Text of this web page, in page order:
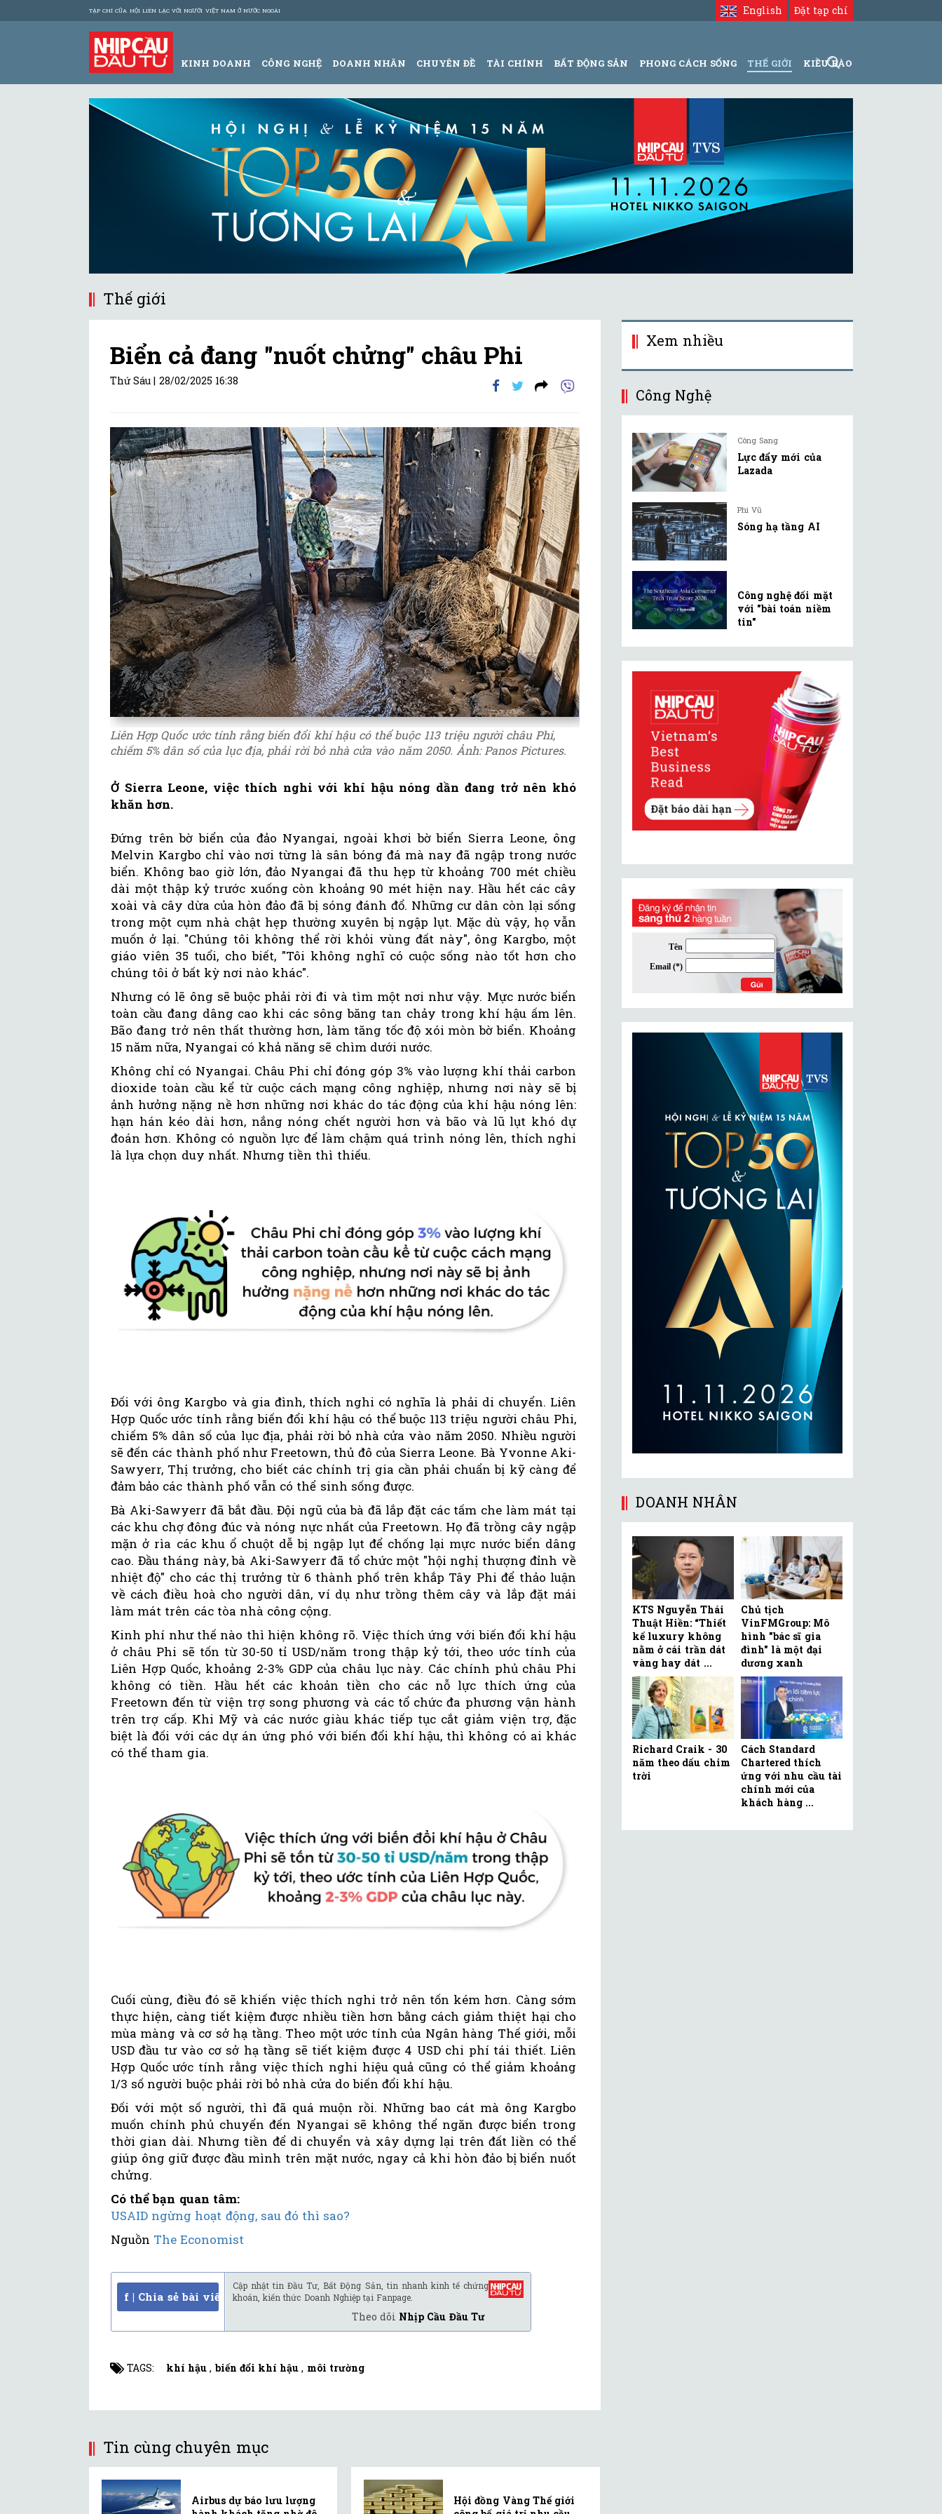
TẠP CHÍ CỦA HỘI LIÊN LẠC VỚI NGƯỜI VIỆT NAM Ở NƯỚC NGOÀI Đặt tạp chí
English
KINH DOANH CÔNG NGHỆ DOANH NHÂN CHUYÊN ĐỀ TÀI CHÍNH BẤT ĐỘNG SẢN PHONG CÁCH SỐNG THẾ GIỚI KIỀU BÀO
Thế giới
Biển cả đang "nuốt chửng" châu Phi
Thứ Sáu | 28/02/2025 16:38
Liên Hợp Quốc ước tính rằng biến đổi khí hậu có thể buộc 113 triệu người châu Phi,
chiếm 5% dân số của lục địa, phải rời bỏ nhà cửa vào năm 2050. Ảnh: Panos Pictures.
Ở Sierra Leone, việc thích nghi với khí hậu nóng dần đang trở nên khó
khăn hơn.
Đứng trên bờ biển của đảo Nyangai, ngoài khơi bờ biển Sierra Leone, ông
Melvin Kargbo chỉ vào nơi từng là sân bóng đá mà nay đã ngập trong nước
biển. Không bao giờ lớn, đảo Nyangai đã thu hẹp từ khoảng 700 mét chiều
dài một thập kỷ trước xuống còn khoảng 90 mét hiện nay. Hầu hết các cây
xoài và cây dừa của hòn đảo đã bị sóng đánh đổ. Những cư dân còn lại sống
trong một cụm nhà chật hẹp thường xuyên bị ngập lụt. Mặc dù vậy, họ vẫn
muốn ở lại. "Chúng tôi không thể rời khỏi vùng đất này", ông Kargbo, một
giáo viên 35 tuổi, cho biết, "Tôi không nghĩ có cuộc sống nào tốt hơn cho
chúng tôi ở bất kỳ nơi nào khác".
Nhưng có lẽ ông sẽ buộc phải rời đi và tìm một nơi như vậy. Mực nước biển
toàn cầu đang dâng cao khi các sông băng tan chảy trong khí hậu ấm lên.
Bão đang trở nên thất thường hơn, làm tăng tốc độ xói mòn bờ biển. Khoảng
15 năm nữa, Nyangai có khả năng sẽ chìm dưới nước.
Không chỉ có Nyangai. Châu Phi chỉ đóng góp 3% vào lượng khí thải carbon
dioxide toàn cầu kể từ cuộc cách mạng công nghiệp, nhưng nơi này sẽ bị
ảnh hưởng nặng nề hơn những nơi khác do tác động của khí hậu nóng lên:
hạn hán kéo dài hơn, nắng nóng chết người hơn và bão và lũ lụt khó dự
đoán hơn. Không có nguồn lực để làm chậm quá trình nóng lên, thích nghi
là lựa chọn duy nhất. Nhưng tiền thì thiếu.
Đối với ông Kargbo và gia đình, thích nghi có nghĩa là phải di chuyển. Liên
Hợp Quốc ước tính rằng biến đổi khí hậu có thể buộc 113 triệu người châu Phi,
chiếm 5% dân số của lục địa, phải rời bỏ nhà cửa vào năm 2050. Nhiều người
sẽ đến các thành phố như Freetown, thủ đô của Sierra Leone. Bà Yvonne Aki-
Sawyerr, Thị trưởng, cho biết các chính trị gia cần phải chuẩn bị kỹ càng để
đảm bảo các thành phố vẫn có thể sinh sống được.
Bà Aki-Sawyerr đã bắt đầu. Đội ngũ của bà đã lắp đặt các tấm che làm mát tại
các khu chợ đông đúc và nóng nực nhất của Freetown. Họ đã trồng cây ngập
mặn ở rìa các khu ổ chuột dễ bị ngập lụt để chống lại mực nước biển dâng
cao. Đầu tháng này, bà Aki-Sawyerr đã tổ chức một "hội nghị thượng đỉnh về
nhiệt độ" cho các thị trưởng từ 6 thành phố trên khắp Tây Phi để thảo luận
về cách điều hoà cho người dân, ví dụ như trồng thêm cây và lắp đặt mái
làm mát trên các tòa nhà công cộng.
Kinh phí như thế nào thì hiện không rõ. Việc thích ứng với biến đổi khí hậu
ở châu Phi sẽ tốn từ 30-50 tỉ USD/năm trong thập kỷ tới, theo ước tính của
Liên Hợp Quốc, khoảng 2-3% GDP của châu lục này. Các chính phủ châu Phi
không có tiền. Hầu hết các khoản tiền cho các nỗ lực thích ứng của
Freetown đến từ viện trợ song phương và các tổ chức đa phương vận hành
trên trợ cấp. Khi Mỹ và các nước giàu khác tiếp tục cắt giảm viện trợ, đặc
biệt là đối với các dự án ứng phó với biến đổi khí hậu, thì không có ai khác
có thể tham gia.
Cuối cùng, điều đó sẽ khiến việc thích nghi trở nên tốn kém hơn. Càng sớm
thực hiện, càng tiết kiệm được nhiều tiền hơn bằng cách giảm thiệt hại cho
mùa màng và cơ sở hạ tầng. Theo một ước tính của Ngân hàng Thế giới, mỗi
USD đầu tư vào cơ sở hạ tầng sẽ tiết kiệm được 4 USD chi phí tái thiết. Liên
Hợp Quốc ước tính rằng việc thích nghi hiệu quả cũng có thể giảm khoảng
1/3 số người buộc phải rời bỏ nhà cửa do biến đổi khí hậu.
Đối với một số người, thì đã quá muộn rồi. Những bao cát mà ông Kargbo
muốn chính phủ chuyển đến Nyangai sẽ không thể ngăn được biển trong
thời gian dài. Nhưng tiền để di chuyển và xây dựng lại trên đất liền có thể
giúp ông giữ được đầu mình trên mặt nước, ngay cả khi hòn đảo bị biển nuốt
chửng.
Có thể bạn quan tâm:
USAID ngừng hoạt động, sau đó thì sao?
Nguồn The Economist
f | Chia sẻ bài viết
Cập nhật tin Đầu Tư, Bất Động Sản, tin nhanh kinh tế chứng
khoán, kiến thức Doanh Nghiệp tại Fanpage.
Theo dõi Nhịp Cầu Đầu Tư
TAGS: khí hậu , biến đổi khí hậu , môi trường
Tin cùng chuyên mục
Airbus dự báo lưu lượng
Hội đồng Vàng Thế giới
Xem nhiều
Công Nghệ
Công Sang
Lực đẩy mới của
Lazada
Phi Vũ
Sóng hạ tầng AI
Công nghệ đối mặt
với "bài toán niềm
tin"
DOANH NHÂN
KTS Nguyễn Thái
Thuật Hiền: “Thiết
kế luxury không
nằm ở cái trần dát
vàng hay dát ...
Chủ tịch
VinFMGroup: Mô
hình "bác sĩ gia
đình" là một đại
dương xanh
Richard Craik - 30
năm theo dấu chim
trời
Cách Standard
Chartered thích
ứng với nhu cầu tài
chính mới của
khách hàng ...